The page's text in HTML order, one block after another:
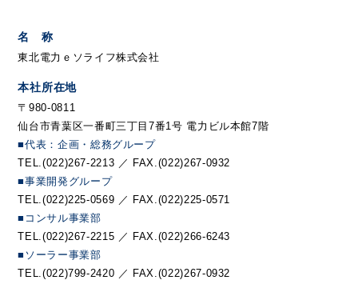
名 称
東北電力ｅソライフ株式会社
本社所在地
〒980-0811
仙台市青葉区一番町三丁目7番1号 電力ビル本館7階
■代表：企画・総務グループ
TEL.(022)267-2213 ／ FAX.(022)267-0932
■事業開発グループ
TEL.(022)225-0569 ／ FAX.(022)225-0571
■コンサル事業部
TEL.(022)267-2215 ／ FAX.(022)266-6243
■ソーラー事業部
TEL.(022)799-2420 ／ FAX.(022)267-0932